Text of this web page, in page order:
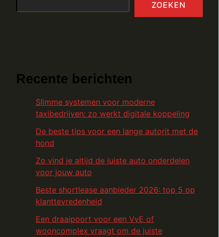
ZOEKEN
Recente berichten
Slimme systemen voor moderne
taxibedrijven: zo werkt digitale koppeling
De beste tips voor een lange autorit met de
hond
Zo vind je altijd de juiste auto onderdelen
voor jouw auto
Beste shortlease aanbieder 2026: top 5 op
klanttevredenheid
Een draaipoort voor een VvE of
wooncomplex vraagt om de juiste